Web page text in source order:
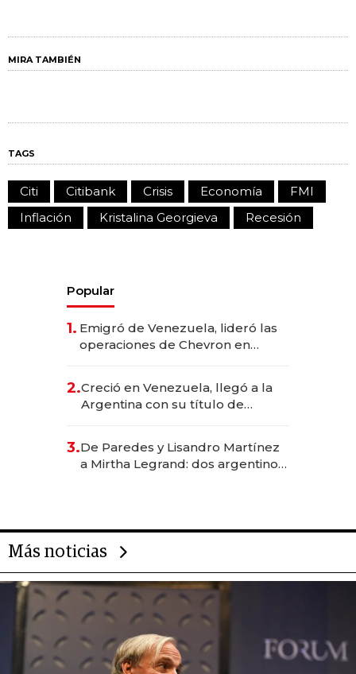
MIRA TAMBIÉN
TAGS
Citi Citibank Crisis Economía
FMI
Inflación
Kristalina Georgieva Recesión
Popular
1. Emigró de Venezuela, lideró las
operaciones de Chevron en
2.Creció en Venezuela, llegó a la
Argentina con su título de
las marcas "fast premium"
3.De Paredes y Lisandro Martínez
a Mirtha Legrand: dos argentinos
Más noticias